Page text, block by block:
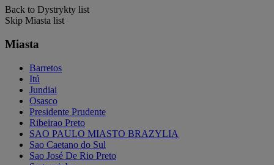
Back to Dystrykty list
Skip Miasta list
Miasta
Barretos
Itú
Jundiai
Osasco
Presidente Prudente
Ribeirao Preto
SAO PAULO MIASTO BRAZYLIA
Sao Caetano do Sul
Sao José De Rio Preto